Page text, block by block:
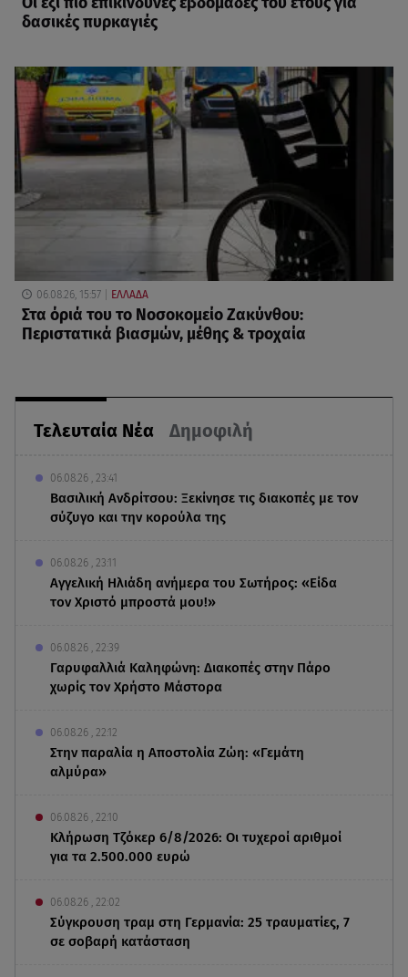
Τελευταία Νέα Δημοφιλή
06.08.26 , 23:41
Βασιλική Ανδρίτσου: Ξεκίνησε τις διακοπές με τον
σύζυγο και την κορούλα της
06.08.26 , 23:11
Αγγελική Ηλιάδη ανήμερα του Σωτήρος: «Είδα
τον Χριστό μπροστά μου!»
06.08.26 , 22:39
Γαρυφαλλιά Καληφώνη: Διακοπές στην Πάρο
χωρίς τον Χρήστο Μάστορα
06.08.26 , 22:12
Στην παραλία η Αποστολία Ζώη: «Γεμάτη
αλμύρα»
06.08.26 , 22:10
Κλήρωση Τζόκερ 6/8/2026: Οι τυχεροί αριθμοί
για τα 2.500.000 ευρώ
06.08.26 , 22:02
Σύγκρουση τραμ στη Γερμανία: 25 τραυματίες, 7
σε σοβαρή κατάσταση
δασικές πυρκαγιές
06.08.26, 15:57 ΕΛΛΑΔΑ
Στα όριά του το Νοσοκομείο Ζακύνθου:
Περιστατικά βιασμών, μέθης & τροχαία